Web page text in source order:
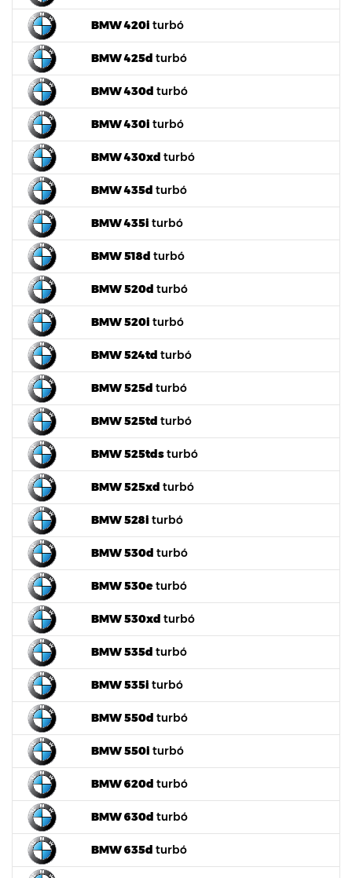
BMW 420i turbó
BMW 425d turbó
BMW 430d turbó
BMW 430i turbó
BMW 430xd turbó
BMW 435d turbó
BMW 435i turbó
BMW 518d turbó
BMW 520d turbó
BMW 520i turbó
BMW 524td turbó
BMW 525d turbó
BMW 525td turbó
BMW 525tdsturbó
BMW 525xd turbó
BMW 528i turbó
BMW 530d turbó
BMW 530eturbó
BMW 530xd turbó
BMW 535d turbó
BMW 535i turbó
BMW 550d turbó
BMW 550i turbó
BMW 620d turbó
BMW 630d turbó
BMW 635d turbó